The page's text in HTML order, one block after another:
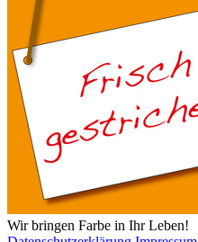
Wir bringen Farbe in Ihr Leben!